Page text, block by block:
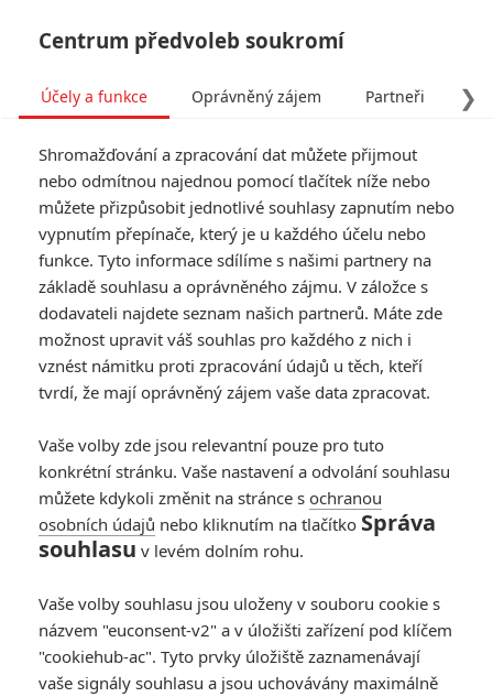
Tag: šťastný?
ČLÁNKY FILMY(0) OSOBY(0) VIDEA (0)
Trailer: Je muž,
který je vysoký,
šťastný?
RECENZE FILMŮ
Centrum předvoleb soukromí
❯
Účely a funkce Oprávněný zájem Partneři
Shromažďování a zpracování dat můžete přijmout
nebo odmítnou najednou pomocí tlačítek níže nebo
můžete přizpůsobit jednotlivé souhlasy zapnutím nebo
vypnutím přepínače, který je u každého účelu nebo
funkce. Tyto informace sdílíme s našimi partnery na
základě souhlasu a oprávněného zájmu. V záložce s
dodavateli najdete seznam našich partnerů. Máte zde
možnost upravit váš souhlas pro každého z nich i
vznést námitku proti zpracování údajů u těch, kteří
tvrdí, že mají oprávněný zájem vaše data zpracovat.
Vaše volby zde jsou relevantní pouze pro tuto
konkrétní stránku. Vaše nastavení a odvolání souhlasu
můžete kdykoli změnit na stránce s ochranou
osobních údajů nebo kliknutím na tlačítko Správa
souhlasu v levém dolním rohu.
Vaše volby souhlasu jsou uloženy v souboru cookie s
názvem "euconsent-v2" a v úložišti zařízení pod klíčem
"cookiehub-ac". Tyto prvky úložiště zaznamenávají
vaše signály souhlasu a jsou uchovávány maximálně